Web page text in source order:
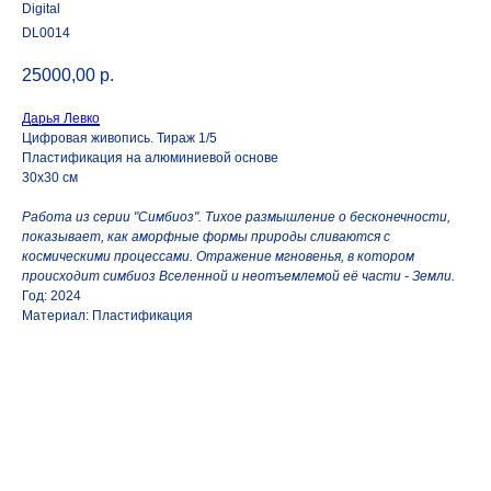
Digital
DL0014
25000,00 р.
Дарья Левко
Цифровая живопись. Тираж 1/5
Пластификация на алюминиевой основе
30х30 см
Работа из серии "Симбиоз". Тихое размышление о бесконечности,
показывает, как аморфные формы природы сливаются с
космическими процессами. Отражение мгновенья, в котором
происходит симбиоз Вселенной и неотъемлемой её части - Земли.
Год: 2024
Материал: Пластификация